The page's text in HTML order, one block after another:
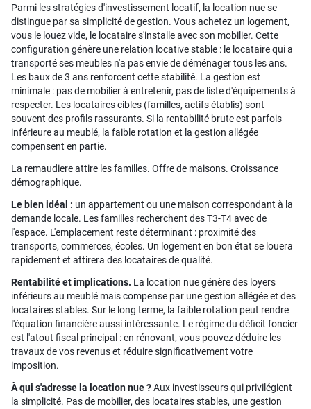
Parmi les stratégies d'investissement locatif, la location nue se
distingue par sa simplicité de gestion. Vous achetez un logement,
vous le louez vide, le locataire s'installe avec son mobilier. Cette
configuration génère une relation locative stable : le locataire qui a
transporté ses meubles n'a pas envie de déménager tous les ans.
Les baux de 3 ans renforcent cette stabilité. La gestion est
minimale : pas de mobilier à entretenir, pas de liste d'équipements à
respecter. Les locataires cibles (familles, actifs établis) sont
souvent des profils rassurants. Si la rentabilité brute est parfois
inférieure au meublé, la faible rotation et la gestion allégée
compensent en partie.
La remaudiere attire les familles. Offre de maisons. Croissance
démographique.
Le bien idéal : un appartement ou une maison correspondant à la
demande locale. Les familles recherchent des T3-T4 avec de
l'espace. L'emplacement reste déterminant : proximité des
transports, commerces, écoles. Un logement en bon état se louera
rapidement et attirera des locataires de qualité.
Rentabilité et implications. La location nue génère des loyers
inférieurs au meublé mais compense par une gestion allégée et des
locataires stables. Sur le long terme, la faible rotation peut rendre
l'équation financière aussi intéressante. Le régime du déficit foncier
est l'atout fiscal principal : en rénovant, vous pouvez déduire les
travaux de vos revenus et réduire significativement votre
imposition.
À qui s'adresse la location nue ?Aux investisseurs qui privilégient
la simplicité. Pas de mobilier, des locataires stables, une gestion